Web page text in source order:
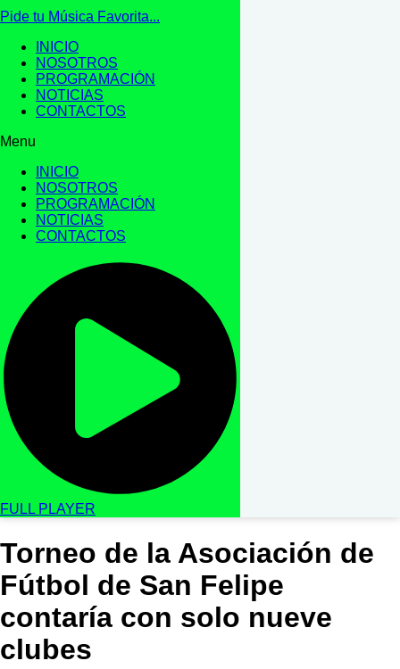
Pide tu Música Favorita...
INICIO
NOSOTROS
PROGRAMACIÓN
NOTICIAS
CONTACTOS
Menu
INICIO
NOSOTROS
PROGRAMACIÓN
NOTICIAS
CONTACTOS
FULL PLAYER
Torneo de la Asociación de
Fútbol de San Felipe
contaría con solo nueve
clubes